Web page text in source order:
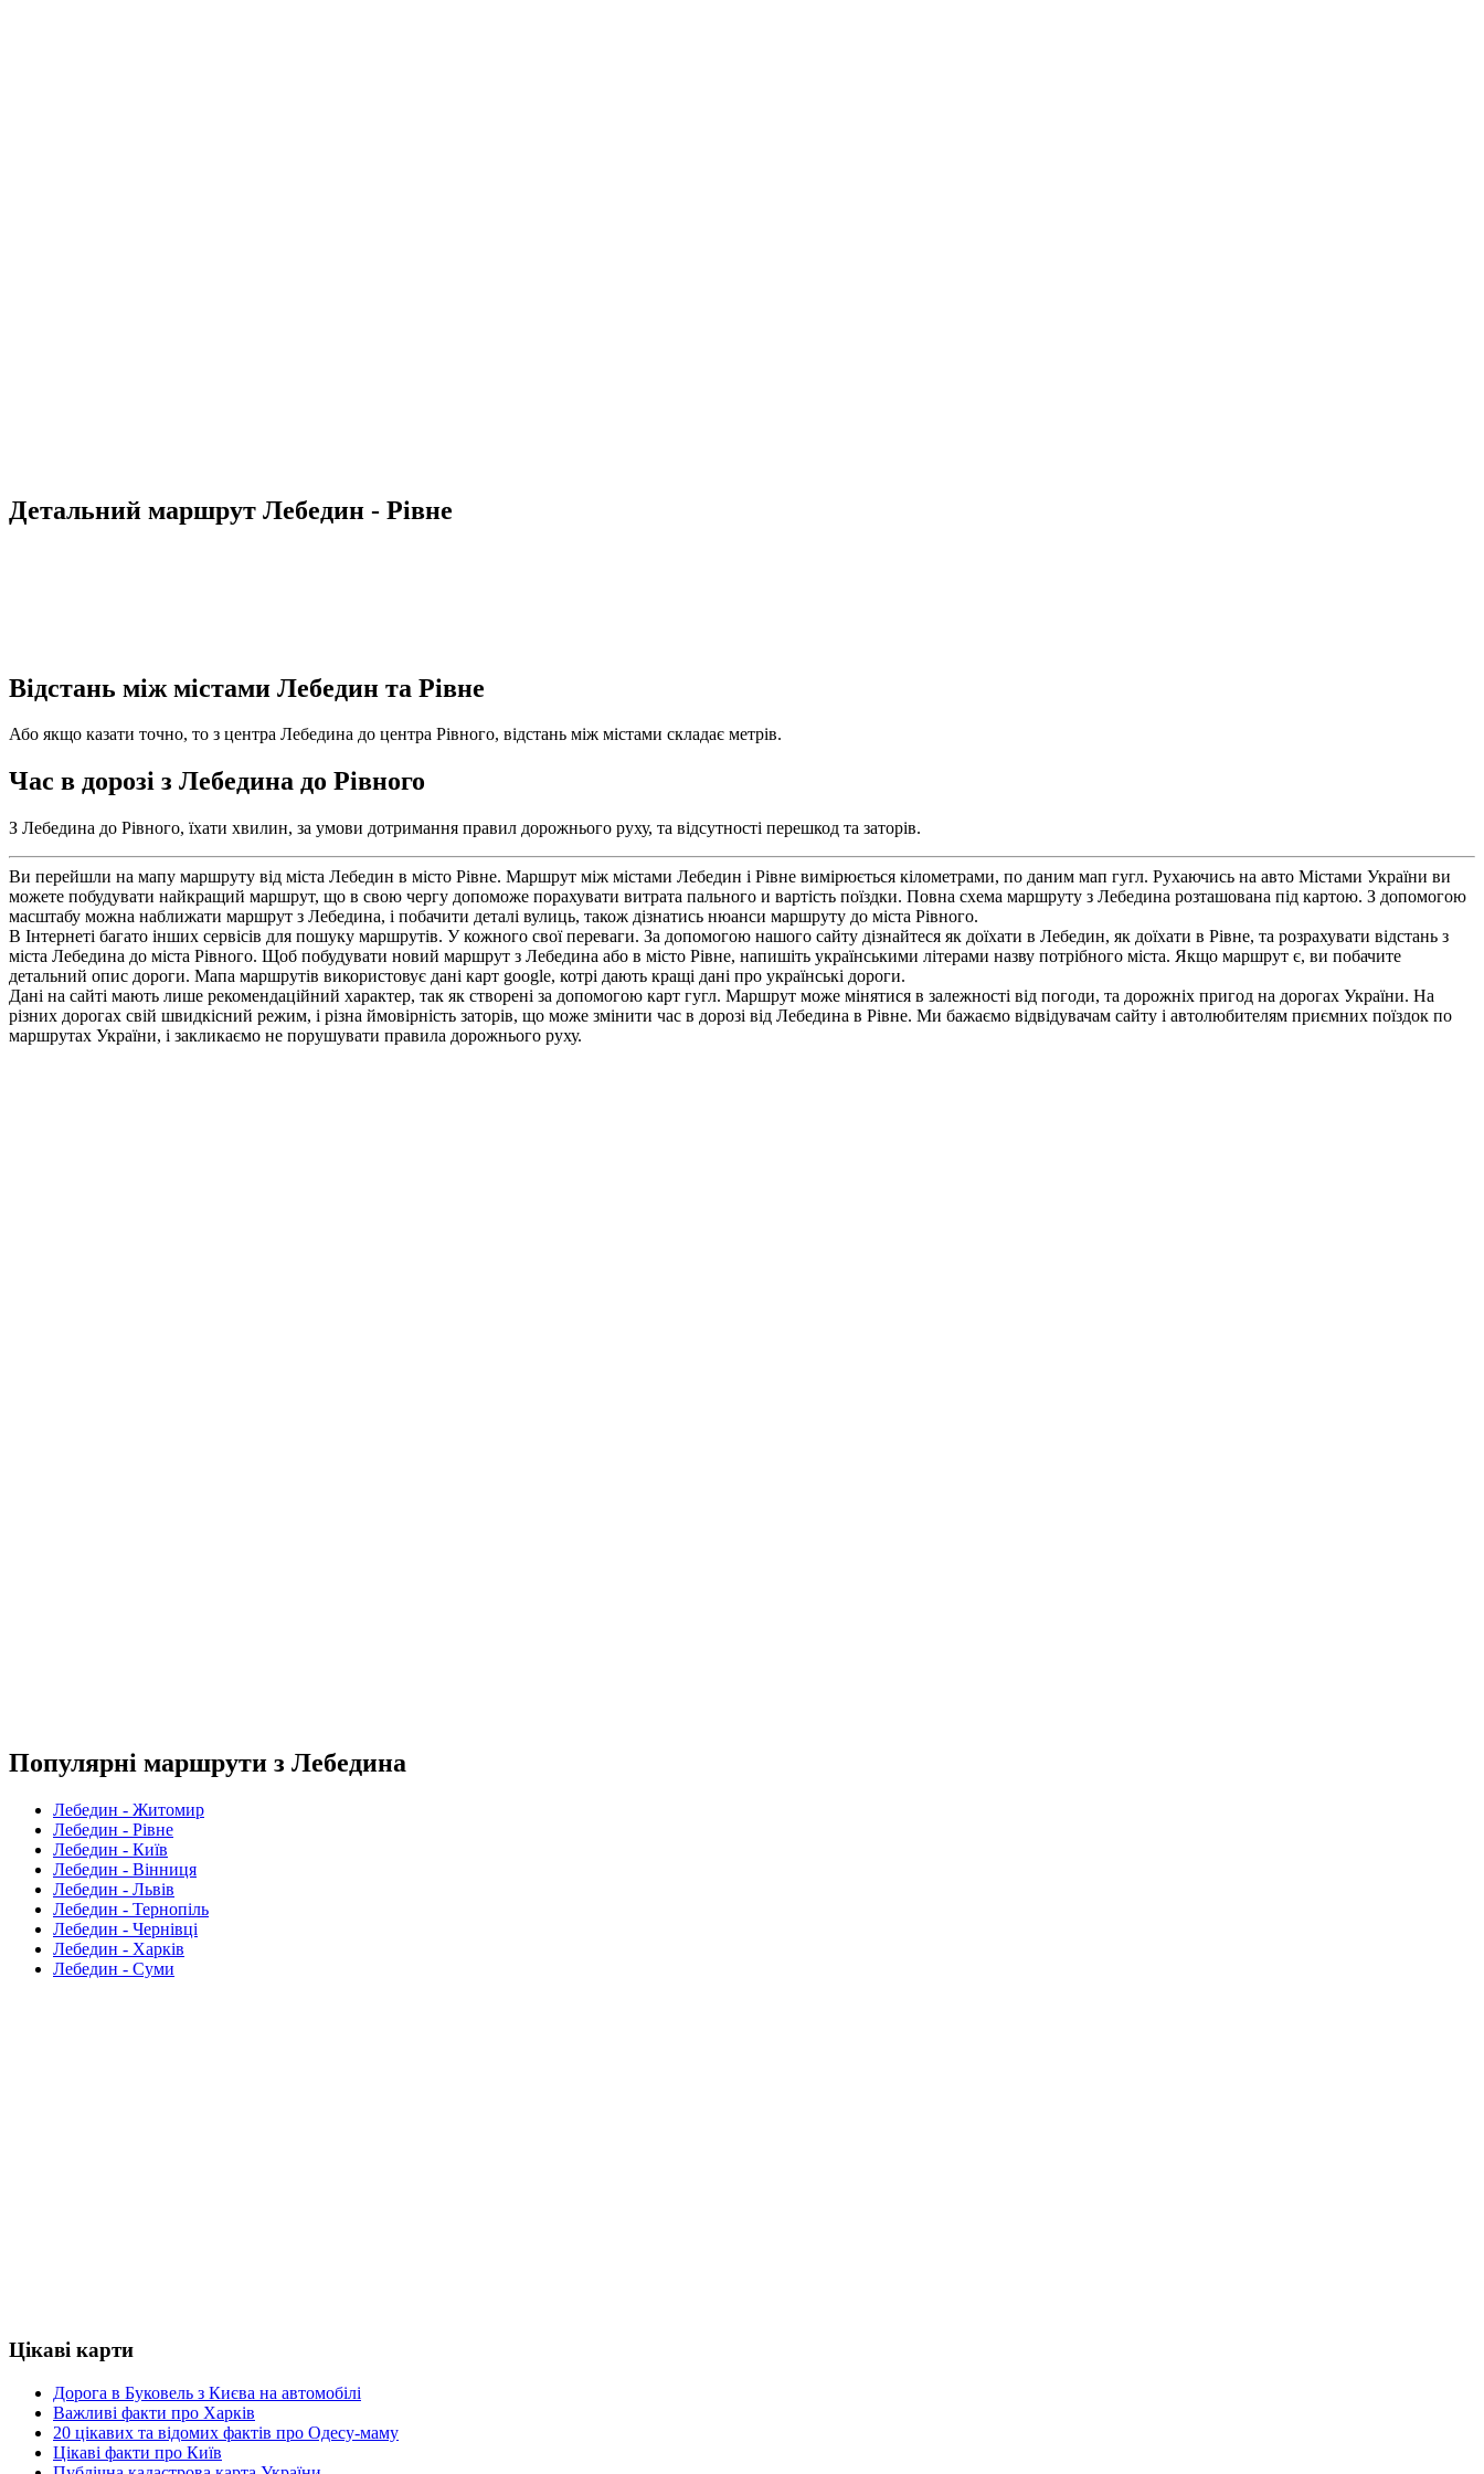
Детальний маршрут Лебедин - Рівне
Відстань між містами Лебедин та Рівне
Або якщо казати точно, то з центра Лебедина до центра Рівного, відстань між містами складає метрів.
Час в дорозі з Лебедина до Рівного
З Лебедина до Рівного, їхати хвилин, за умови дотримання правил дорожнього руху, та відсутності перешкод та заторів.
Ви перейшли на мапу маршруту від міста Лебедин в місто Рівне. Маршрут між містами Лебедин і Рівне вимірюється кілометрами, по даним мап гугл. Рухаючись на авто Містами України ви
можете побудувати найкращий маршрут, що в свою чергу допоможе порахувати витрата пального и вартість поїздки. Повна схема маршруту з Лебедина розташована під картою. З допомогою
масштабу можна наближати маршрут з Лебедина, і побачити деталі вулиць, також дізнатись нюанси маршруту до міста Рівного.
В Інтернеті багато інших сервісів для пошуку маршрутів. У кожного свої переваги. За допомогою нашого сайту дізнайтеся як доїхати в Лебедин, як доїхати в Рівне, та розрахувати відстань з
міста Лебедина до міста Рівного. Щоб побудувати новий маршрут з Лебедина або в місто Рівне, напишіть українськими літерами назву потрібного міста. Якщо маршрут є, ви побачите
детальний опис дороги. Мапа маршрутів використовує дані карт google, котрі дають кращі дані про українські дороги.
Дані на сайті мають лише рекомендаційний характер, так як створені за допомогою карт гугл. Маршрут може мінятися в залежності від погоди, та дорожніх пригод на дорогах України. На
різних дорогах свій швидкісний режим, і різна ймовірність заторів, що може змінити час в дорозі від Лебедина в Рівне. Ми бажаємо відвідувачам сайту і автолюбителям приємних поїздок по
маршрутах України, і закликаємо не порушувати правила дорожнього руху.
Популярні маршрути з Лебедина
Лебедин - Житомир
Лебедин - Рівне
Лебедин - Київ
Лебедин - Вінниця
Лебедин - Львів
Лебедин - Тернопіль
Лебедин - Чернівці
Лебедин - Харків
Лебедин - Суми
Цікаві карти
Дорога в Буковель з Києва на автомобілі
Важливі факти про Харків
20 цікавих та відомих фактів про Одесу-маму
Цікаві факти про Київ